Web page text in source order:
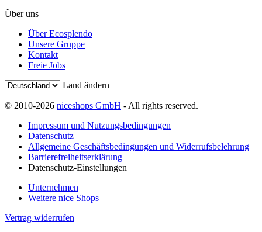
Über uns
Über Ecosplendo
Unsere Gruppe
Kontakt
Freie Jobs
Land ändern
© 2010-2026 niceshops GmbH - All rights reserved.
Impressum und Nutzungsbedingungen
Datenschutz
Allgemeine Geschäftsbedingungen und Widerrufsbelehrung
Barrierefreiheitserklärung
Datenschutz-Einstellungen
Unternehmen
Weitere nice Shops
Vertrag widerrufen